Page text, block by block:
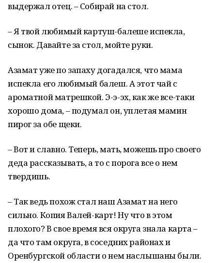
выдержал отец. – Собирай на стол.
– Я твой любимый картуш-балеше испекла,
сынок. Давайте за стол, мойте руки.
Азамат уже по запаху догадался, что мама
испекла его любимый балеш. А этот чай с
ароматной матрешкой. Э-э-эх, как же все-таки
хорошо дома, – подумал он, уплетая мамин
пирог за обе щеки.
– Вот и славно. Теперь, мать, можешь про своего
деда рассказывать, а то с порога все о нем
твердишь.
– Так ведь похож стал наш Азамат на него
сильно. Копия Валей-карт! Ну что в этом
плохого? В свое время вся округа знала карта –
да что там округа, в соседних районах и
Оренбургской области о нем наслышаны были.